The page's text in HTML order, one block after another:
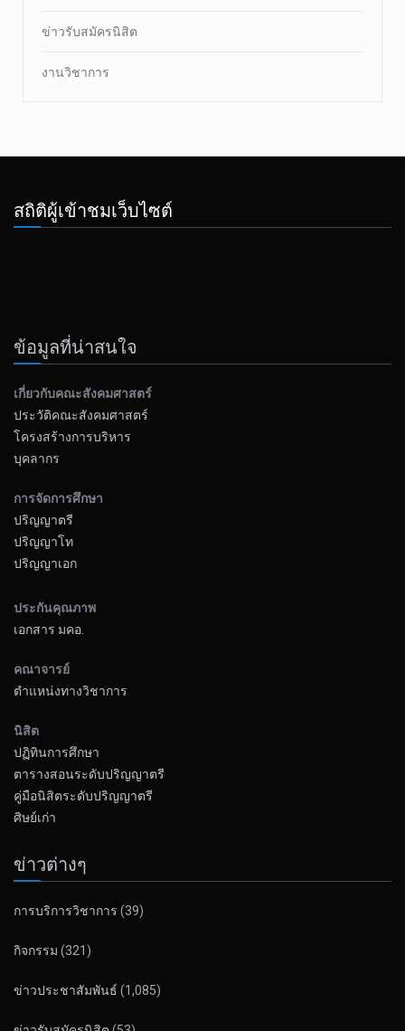
ข่าวรับสมัครนิสิต
งานวิชาการ
สถิติผู้เข้าชมเว็บไซต์
ข้อมูลที่น่าสนใจ
เกี่ยวกับคณะสังคมศาสตร์
ประวัติคณะสังคมศาสตร์
โครงสร้างการบริหาร
บุคลากร
การจัดการศึกษา
ปริญญาตรี
ปริญญาโท
ปริญญาเอก
ประกันคุณภาพ
เอกสาร มคอ.
คณาจารย์
ตำแหน่งทางวิชาการ
นิสิต
ปฏิทินการศึกษา
ตารางสอนระดับปริญญาตรี
คู่มือนิสิตระดับปริญญาตรี
ศิษย์เก่า
ข่าวต่างๆ
การบริการวิชาการ (39)
กิจกรรม (321)
ข่าวประชาสัมพันธ์ (1,085)